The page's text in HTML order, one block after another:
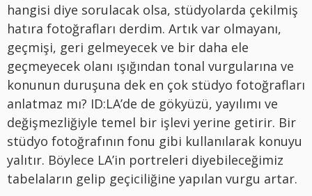
hangisi diye sorulacak olsa, stüdyolarda çekilmiş
hatıra fotoğrafları derdim. Artık var olmayanı,
geçmişi, geri gelmeyecek ve bir daha ele
geçmeyecek olanı ışığından tonal vurgularına ve
konunun duruşuna dek en çok stüdyo fotoğrafları
anlatmaz mı? ID:LA’de de gökyüzü, yayılımı ve
değişmezliğiyle temel bir işlevi yerine getirir. Bir
stüdyo fotoğrafının fonu gibi kullanılarak konuyu
yalıtır. Böylece LA’in portreleri diyebileceğimiz
tabelaların gelip geçiciliğine yapılan vurgu artar.